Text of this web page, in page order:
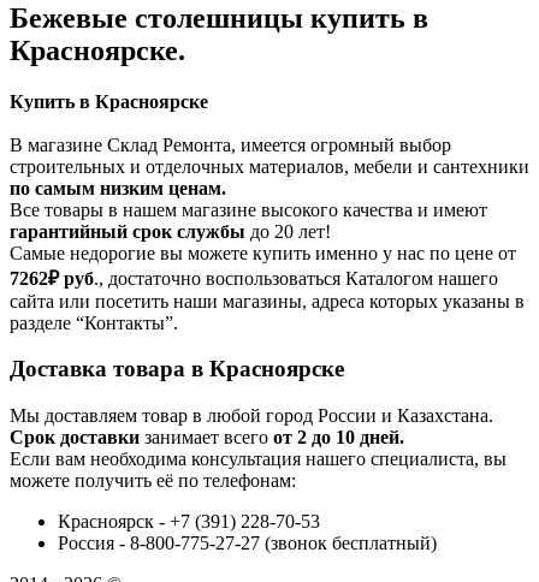
Бежевые столешницы купить в
Красноярске.
Купить в Красноярске
В магазине Склад Ремонта, имеется огромный выбор
строительных и отделочных материалов, мебели и сантехники
по самым низким ценам.
Все товары в нашем магазине высокого качества и имеют
гарантийный срок службы до 20 лет!
Самые недорогие вы можете купить именно у нас по цене от
7262₽ руб., достаточно воспользоваться Каталогом нашего
сайта или посетить наши магазины, адреса которых указаны в
разделе “Контакты”.
Доставка товара в Красноярске
Мы доставляем товар в любой город России и Казахстана.
Срок доставки занимает всего от 2 до 10 дней.
Если вам необходима консультация нашего специалиста, вы
можете получить её по телефонам:
Красноярск - +7 (391) 228-70-53
Россия - 8-800-775-27-27 (звонок бесплатный)